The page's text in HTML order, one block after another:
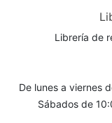
Librería de
De lunes a viernes
Sábados de